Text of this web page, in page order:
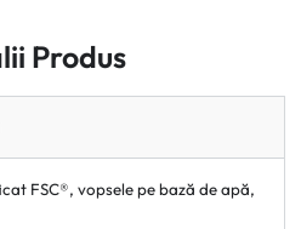
Produs
FSC®, vopsele pe bază de apă,